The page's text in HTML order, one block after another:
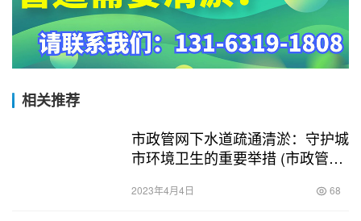
相关推荐
市政管网下水道疏通清淤：守护城
市环境卫生的重要举措 (市政管网
2023年4月4日 68